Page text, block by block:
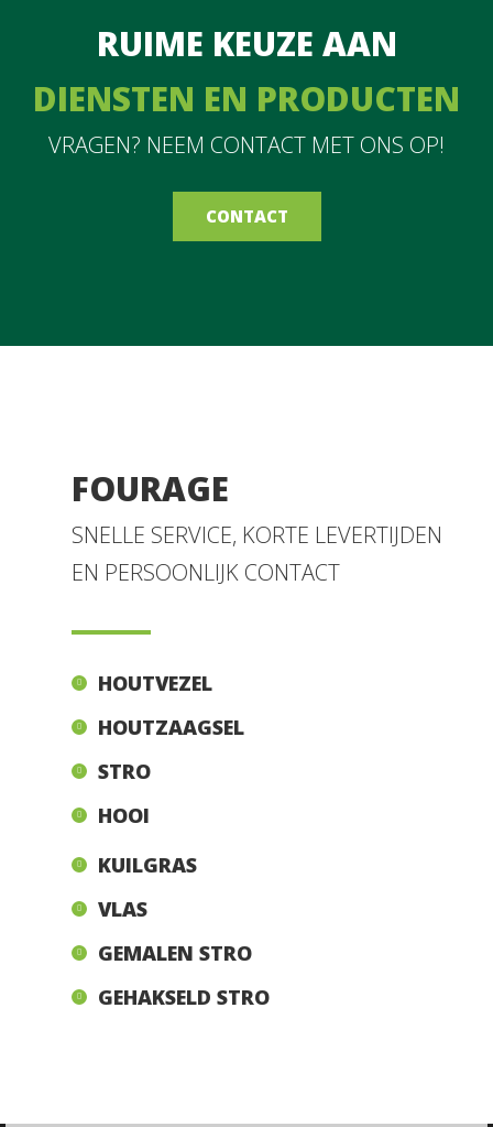
RUIME KEUZE AAN
DIENSTEN EN PRODUCTEN
VRAGEN? NEEM CONTACT MET ONS OP!
CONTACT
FOURAGE
SNELLE SERVICE, KORTE LEVERTIJDEN
EN PERSOONLIJK CONTACT
HOUTVEZEL
HOUTZAAGSEL
STRO
HOOI
KUILGRAS
VLAS
GEMALEN STRO
GEHAKSELD STRO